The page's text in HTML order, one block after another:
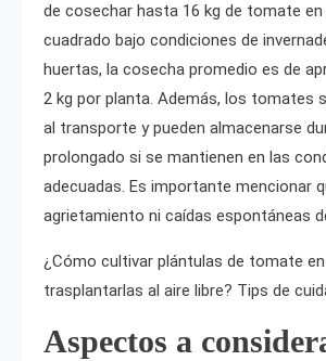
de cosechar hasta 16 kg de tomate
cuadrado bajo condiciones de
huertas, la cosecha promedio es de
2 kg por planta. Además, los tomates
al transporte y pueden almacenarse
prolongado si se mantienen en las
adecuadas. Es importante mencionar
agrietamiento ni caídas espontáneas
¿Cómo cultivar plántulas de tomate
trasplantarlas al aire libre? Tips de
Aspectos a